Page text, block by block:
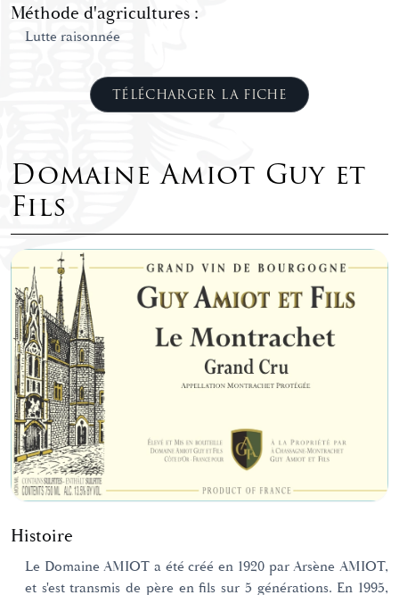
Méthode d'agricultures :
Lutte raisonnée
TÉLÉCHARGER LA FICHE
Domaine Amiot Guy et
Fils
Histoire
Le Domaine AMIOT a été créé en 1920 par Arsène AMIOT,
et s'est transmis de père en fils sur 5 générations. En 1995,